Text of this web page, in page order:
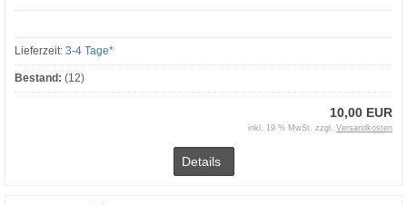
Lieferzeit: 3-4 Tage*
Bestand: (12)
10,00 EUR
inkl. 19 % MwSt. zzgl. Versandkosten
Details